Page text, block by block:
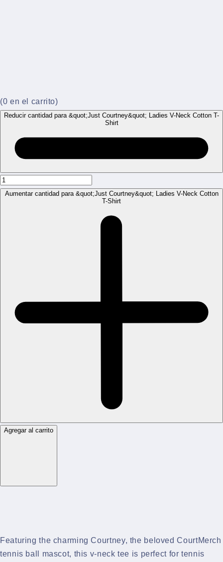
(0 en el carrito)
Reducir cantidad para &quot;Just Courtney&quot; Ladies V-Neck Cotton T-
Shirt
Aumentar cantidad para &quot;Just Courtney&quot; Ladies V-Neck Cotton
T-Shirt
Agregar al carrito
Featuring the charming Courtney, the beloved CourtMerch
tennis ball mascot, this v-neck tee is perfect for tennis